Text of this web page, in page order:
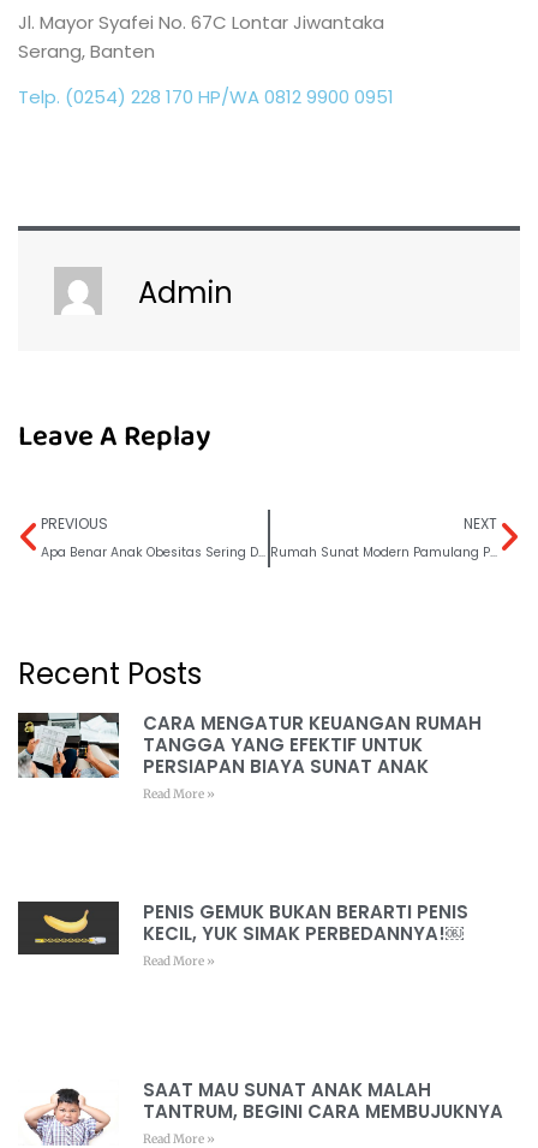
Jl. Mayor Syafei No. 67C Lontar Jiwantaka
Serang, Banten
Telp. (0254) 228 170 HP/WA 0812 9900 0951
Admin
Leave A Replay
PREVIOUS
Apa Benar Anak Obesitas Sering Ditolak untuk Sunat? Ternyata Ini Alasannya!
NEXT
Rumah Sunat Modern Pamulang Punya Konsep Unik Ramah Anak, Lihat Yuk!
Recent Posts
CARA MENGATUR KEUANGAN RUMAH
TANGGA YANG EFEKTIF UNTUK
PERSIAPAN BIAYA SUNAT ANAK
Read More »
PENIS GEMUK BUKAN BERARTI PENIS
KECIL, YUK SIMAK PERBEDANNYA!￼
Read More »
SAAT MAU SUNAT ANAK MALAH
TANTRUM, BEGINI CARA MEMBUJUKNYA
Read More »